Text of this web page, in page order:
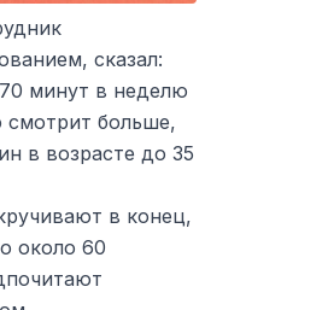
сказал:
минут в неделю
смотрит больше,
в возрасте до 35
в конец,
около 60